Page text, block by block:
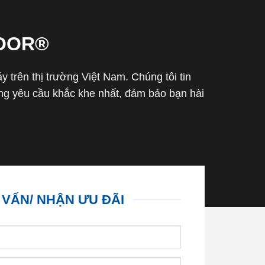
trên thị trường Việt Nam. Chúng tôi tin
yêu cầu khắc khe nhất, đảm bảo bạn hài
NHẬN ƯU ĐÃI